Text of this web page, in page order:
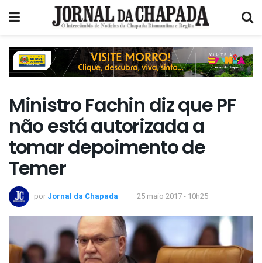
Ministro Fachin diz que PF
não está autorizada a
tomar depoimento de
Temer
por Jornal da Chapada 25 maio 2017 - 10h25